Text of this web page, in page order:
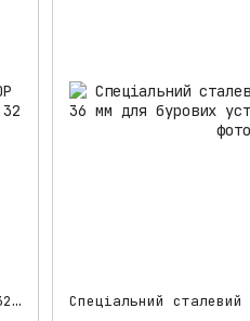
Спеціальний сталевий канат VEROTOP 32 мм для бурових установок